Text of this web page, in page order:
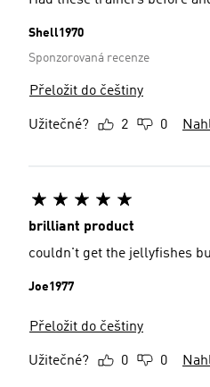
Shell1970
Sponzorovaná recenze
Přeložit do češtiny
Užitečné? 2 0
brilliant product
couldn't get the jellyfishes
Joe1977
Přeložit do češtiny
Užitečné? 0 0